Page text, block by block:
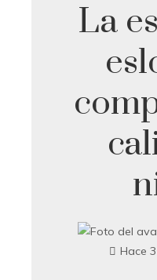
La
Hace